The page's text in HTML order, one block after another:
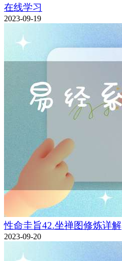
在线学习
2023-09-19
性命圭旨42.坐禅图修炼详解
2023-09-20